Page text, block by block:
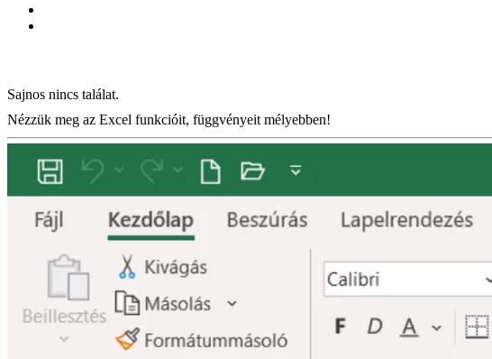
Sajnos nincs találat.
Nézzük meg az Excel funkcióit, függvényeit mélyebben!